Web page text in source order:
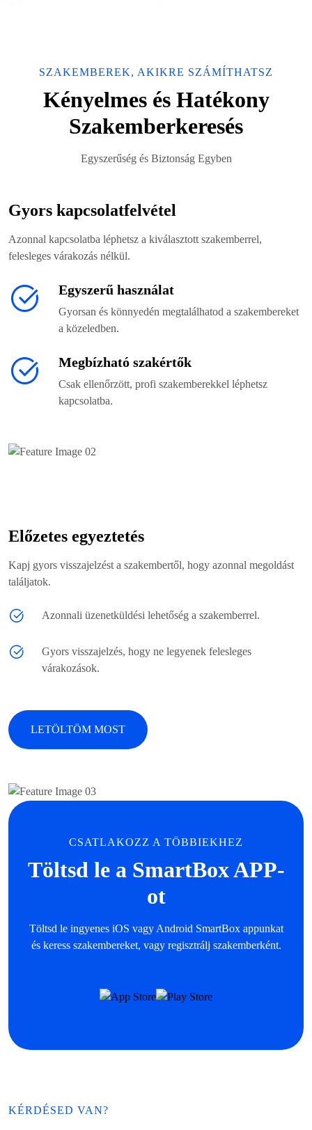
SZAKEMBEREK, AKIKRE SZÁMÍTHATSZ
Kényelmes és Hatékony
Szakemberkeresés
Egyszerűség és Biztonság Egyben
Gyors kapcsolatfelvétel
Azonnal kapcsolatba léphetsz a kiválasztott szakemberrel,
felesleges várakozás nélkül.
Egyszerű használat
Gyorsan és könnyedén megtalálhatod a szakembereket
a közeledben.
Megbízható szakértők
Csak ellenőrzött, profi szakemberekkel léphetsz
kapcsolatba.
Előzetes egyeztetés
Kapj gyors visszajelzést a szakembertől, hogy azonnal megoldást
találjatok.
Azonnali üzenetküldési lehetőség a szakemberrel.
Gyors visszajelzés, hogy ne legyenek felesleges
várakozások.
LETÖLTÖM MOST
CSATLAKOZZ A TÖBBIEKHEZ
Töltsd le a SmartBox APP-
ot
Töltsd le ingyenes iOS vagy Android SmartBox appunkat
és keress szakembereket, vagy regisztrálj szakemberként.
KÉRDÉSED VAN?